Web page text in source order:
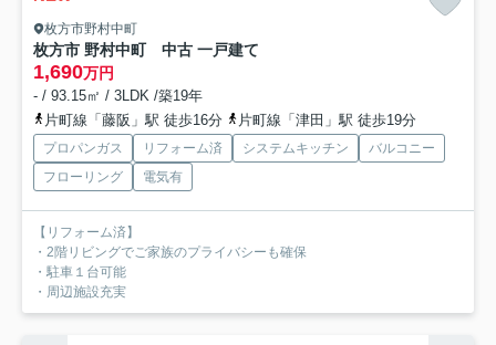
枚方市野村中町
枚方市 野村中町 中古 一戸建て
1,690万円
- / 93.15㎡ / 3LDK /築19年
片町線「藤阪」駅 徒歩16分
片町線「津田」駅 徒歩19分
プロパンガス リフォーム済 システムキッチン
バルコニー
フローリング
電気有
【リフォーム済】
・2階リビングでご家族のプライバシーも確保
・駐車１台可能
・周辺施設充実